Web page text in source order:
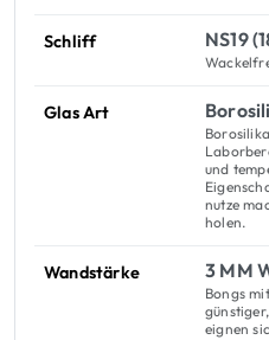
Schliff NS19
Glas Art
und
nutze
holen.
Wandstärke 3 MM
Bongs
eignen